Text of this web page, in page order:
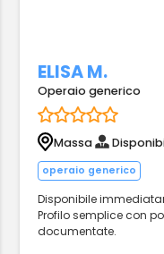
ELISA M.
Operaio generico
Massa
operaio generico
Disponibile
Profilo semplice con
documentate.